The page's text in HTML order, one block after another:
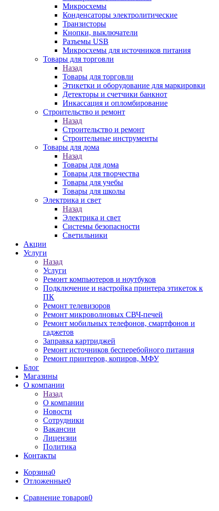
Микросхемы
Конденсаторы электролитические
Транзисторы
Кнопки, выключатели
Разъемы USB
Микросхемы для источников питания
Товары для торговли
Назад
Товары для торговли
Этикетки и оборудование для маркировки
Детекторы и счетчики банкнот
Инкассация и опломбирование
Строительство и ремонт
Назад
Строительство и ремонт
Строительные инструменты
Товары для дома
Назад
Товары для дома
Товары для творчества
Товары для учебы
Товары для школы
Электрика и свет
Назад
Электрика и свет
Системы безопасности
Светильники
Акции
Услуги
Назад
Услуги
Ремонт компьютеров и ноутбуков
Подключение и настройка принтера этикеток к
ПК
Ремонт телевизоров
Ремонт микроволновых СВЧ-печей
Ремонт мобильных телефонов, смартфонов и
гаджетов
Заправка картриджей
Ремонт источников бесперебойного питания
Ремонт принтеров, копиров, МФУ
Блог
Магазины
О компании
Назад
О компании
Новости
Сотрудники
Вакансии
Лицензии
Политика
Контакты
Корзина0
Отложенные0
Сравнение товаров0